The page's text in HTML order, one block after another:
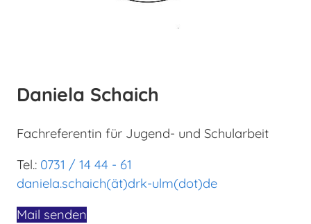
Daniela Schaich
Fachreferentin für Jugend- und Schularbeit
Tel.: 0731 / 14 44 - 61
daniela.schaich(ät)drk-ulm(dot)de
Mail senden